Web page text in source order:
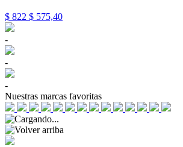
$ 822 $ 575,40
-
-
-
Nuestras marcas favoritas